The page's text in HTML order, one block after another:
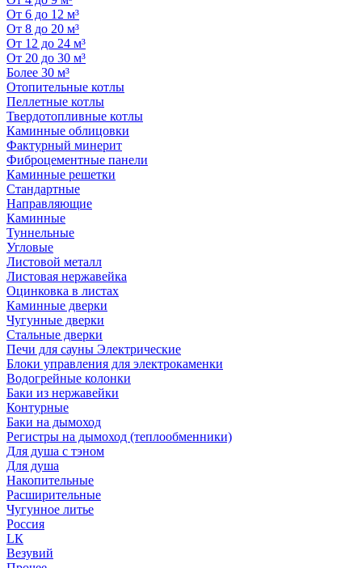
От 6 до 12 м³
От 8 до 20 м³
От 12 до 24 м³
От 20 до 30 м³
Более 30 м³
Отопительные котлы
Пеллетные котлы
Твердотопливные котлы
Каминные облицовки
Фактурный минерит
Фиброцементные панели
Каминные решетки
Стандартные
Направляющие
Каминные
Туннельные
Угловые
Листовой металл
Листовая нержавейка
Оцинковка в листах
Каминные дверки
Чугунные дверки
Стальные дверки
Печи для сауны Электрические
Блоки управления для электрокаменки
Водогрейные колонки
Баки из нержавейки
Контурные
Баки на дымоход
Регистры на дымоход (теплообменники)
Для душа с тэном
Для душа
Накопительные
Расширительные
Чугунное литье
Россия
LК
Везувий